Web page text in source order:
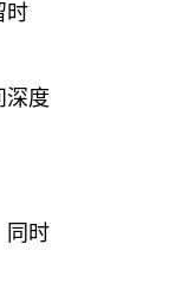
时
深度
同时